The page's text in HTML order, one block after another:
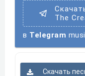
The
в Telegram
Скачать